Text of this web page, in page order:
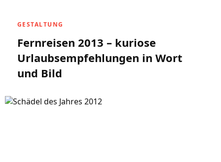
GESTALTUNG
Fernreisen 2013 – kuriose
Urlaubsempfehlungen in Wort
und Bild